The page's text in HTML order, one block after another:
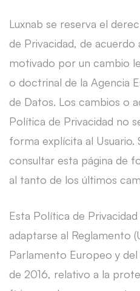
Luxnab se reserva el
de Privacidad, de
motivado por un cambio
o doctrinal de la Agencia
de Datos. Los cambios o
Política de Privacidad no
forma explícita al Usuario.
consultar esta página de
al tanto de los últimos
Esta Política de
adaptarse al Reglamento
Parlamento Europeo y
de 2016, relativo a la